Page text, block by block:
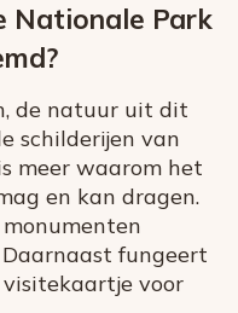
Nationale Park
de natuur uit dit
schilderijen van
meer waarom het
en kan dragen.
fungeert
voor